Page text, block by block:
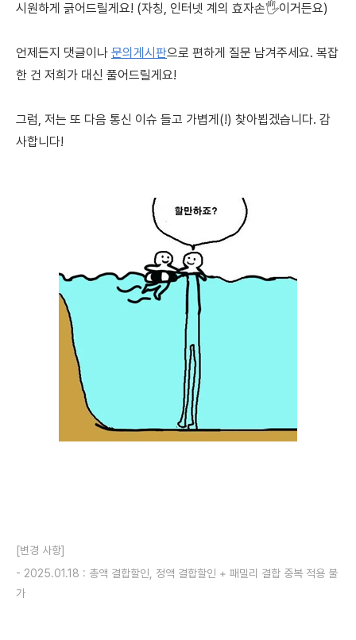
시원하게 긁어드릴게요! (자칭, 인터넷 계의 효자손🖐️이거든요)
언제든지 댓글이나 문의게시판으로 편하게 질문 남겨주세요. 복잡
한 건 저희가 대신 풀어드릴게요!
그럼, 저는 또 다음 통신 이슈 들고 가볍게(!) 찾아뵙겠습니다. 감
사합니다!
[변경 사항]
- 2025.01.18 : 총액 결합할인, 정액 결합할인 + 패밀리 결합 중복 적용 불
가